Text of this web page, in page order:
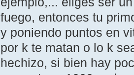
fuego, entonces tu
y poniendo puntos en
por k te matan o lo k
hechizo, si bien hay